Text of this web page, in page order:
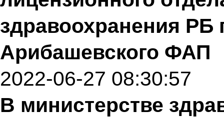
здравоохранения РБ
Арибашевского ФАП
2022-06-27 08:30:57
В министерстве